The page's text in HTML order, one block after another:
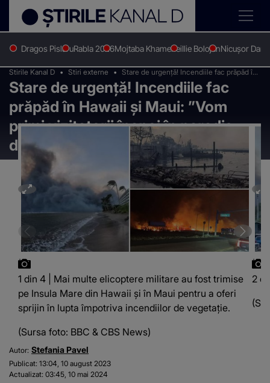
Dragos PislaruRabla 2026Mojtaba KhameneiIlie BolojanNicușor Dan
Stirile Kanal D Stiri externe
Stare de urgență! Incendiile fac prăpăd în
Hawaii și Maui: ”Vom primi vizitatorii înapoi
în paradis după ce incendiul se va
termina”
Stare de urgență! Incendiile fac
prăpăd în Hawaii și Maui: ”Vom
primi vizitatorii înapoi în paradis
după ce incendiul se va termina”
1 din 4 | Mai multe elicoptere militare au fost trimise
pe Insula Mare din Hawaii și în Maui pentru a oferi
sprijin în lupta împotriva incendiilor de vegetație.
(Sursa foto: BBC & CBS News)
2
Autor: Stefania Pavel
Publicat: 13:04, 10 august 2023
Actualizat: 03:45, 10 mai 2024